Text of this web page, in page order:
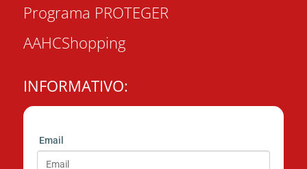
Programa PROTEGER
AAHCShopping
INFORMATIVO:
Email